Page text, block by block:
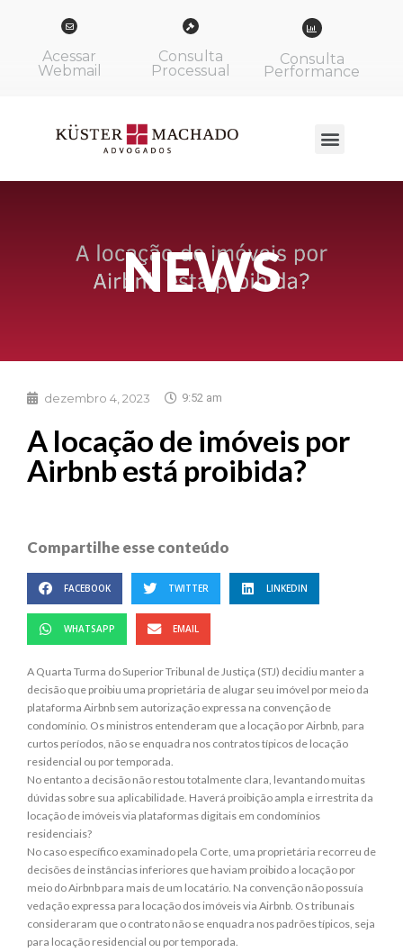
Acessar
Webmail
Consulta
Processual
Consulta
Performance
NEWS
dezembro 4, 2023 9:52 am
A locação de imóveis por
Airbnb está proibida?
Compartilhe esse conteúdo
FACEBOOK TWITTER LINKEDIN
WHATSAPP EMAIL
A Quarta Turma do Superior Tribunal de Justiça (STJ) decidiu manter a
decisão que proibiu uma proprietária de alugar seu imóvel por meio da
plataforma Airbnb sem autorização expressa na convenção de
condomínio. Os ministros entenderam que a locação por Airbnb, para
curtos períodos, não se enquadra nos contratos típicos de locação
residencial ou por temporada.
No entanto a decisão não restou totalmente clara, levantando muitas
dúvidas sobre sua aplicabilidade. Haverá proibição ampla e irrestrita da
locação de imóveis via plataformas digitais em condomínios
residenciais?
No caso específico examinado pela Corte, uma proprietária recorreu de
decisões de instâncias inferiores que haviam proibido a locação por
meio do Airbnb para mais de um locatário. Na convenção não possuía
vedação expressa para locação dos imóveis via Airbnb. Os tribunais
consideraram que o contrato não se enquadra nos padrões típicos, seja
para locação residencial ou por temporada.